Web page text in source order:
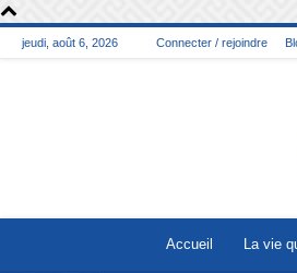
jeudi, août 6, 2026 Connecter / rejoindre
Accueil La vie